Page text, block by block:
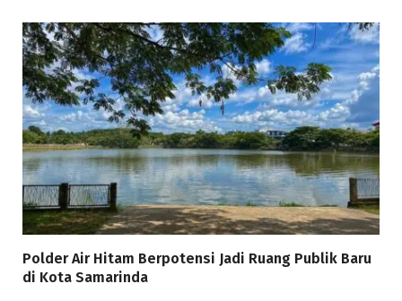
Polder Air Hitam Berpotensi Jadi Ruang Publik Baru
di Kota Samarinda